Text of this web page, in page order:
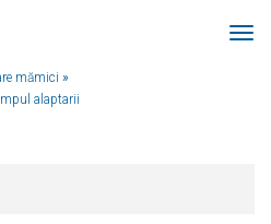
mămici »
alaptarii